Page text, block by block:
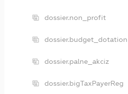
dossier.non_profit
dossier.budget_dotation
dossier.palne_akciz
dossier.bigTaxPayerReg